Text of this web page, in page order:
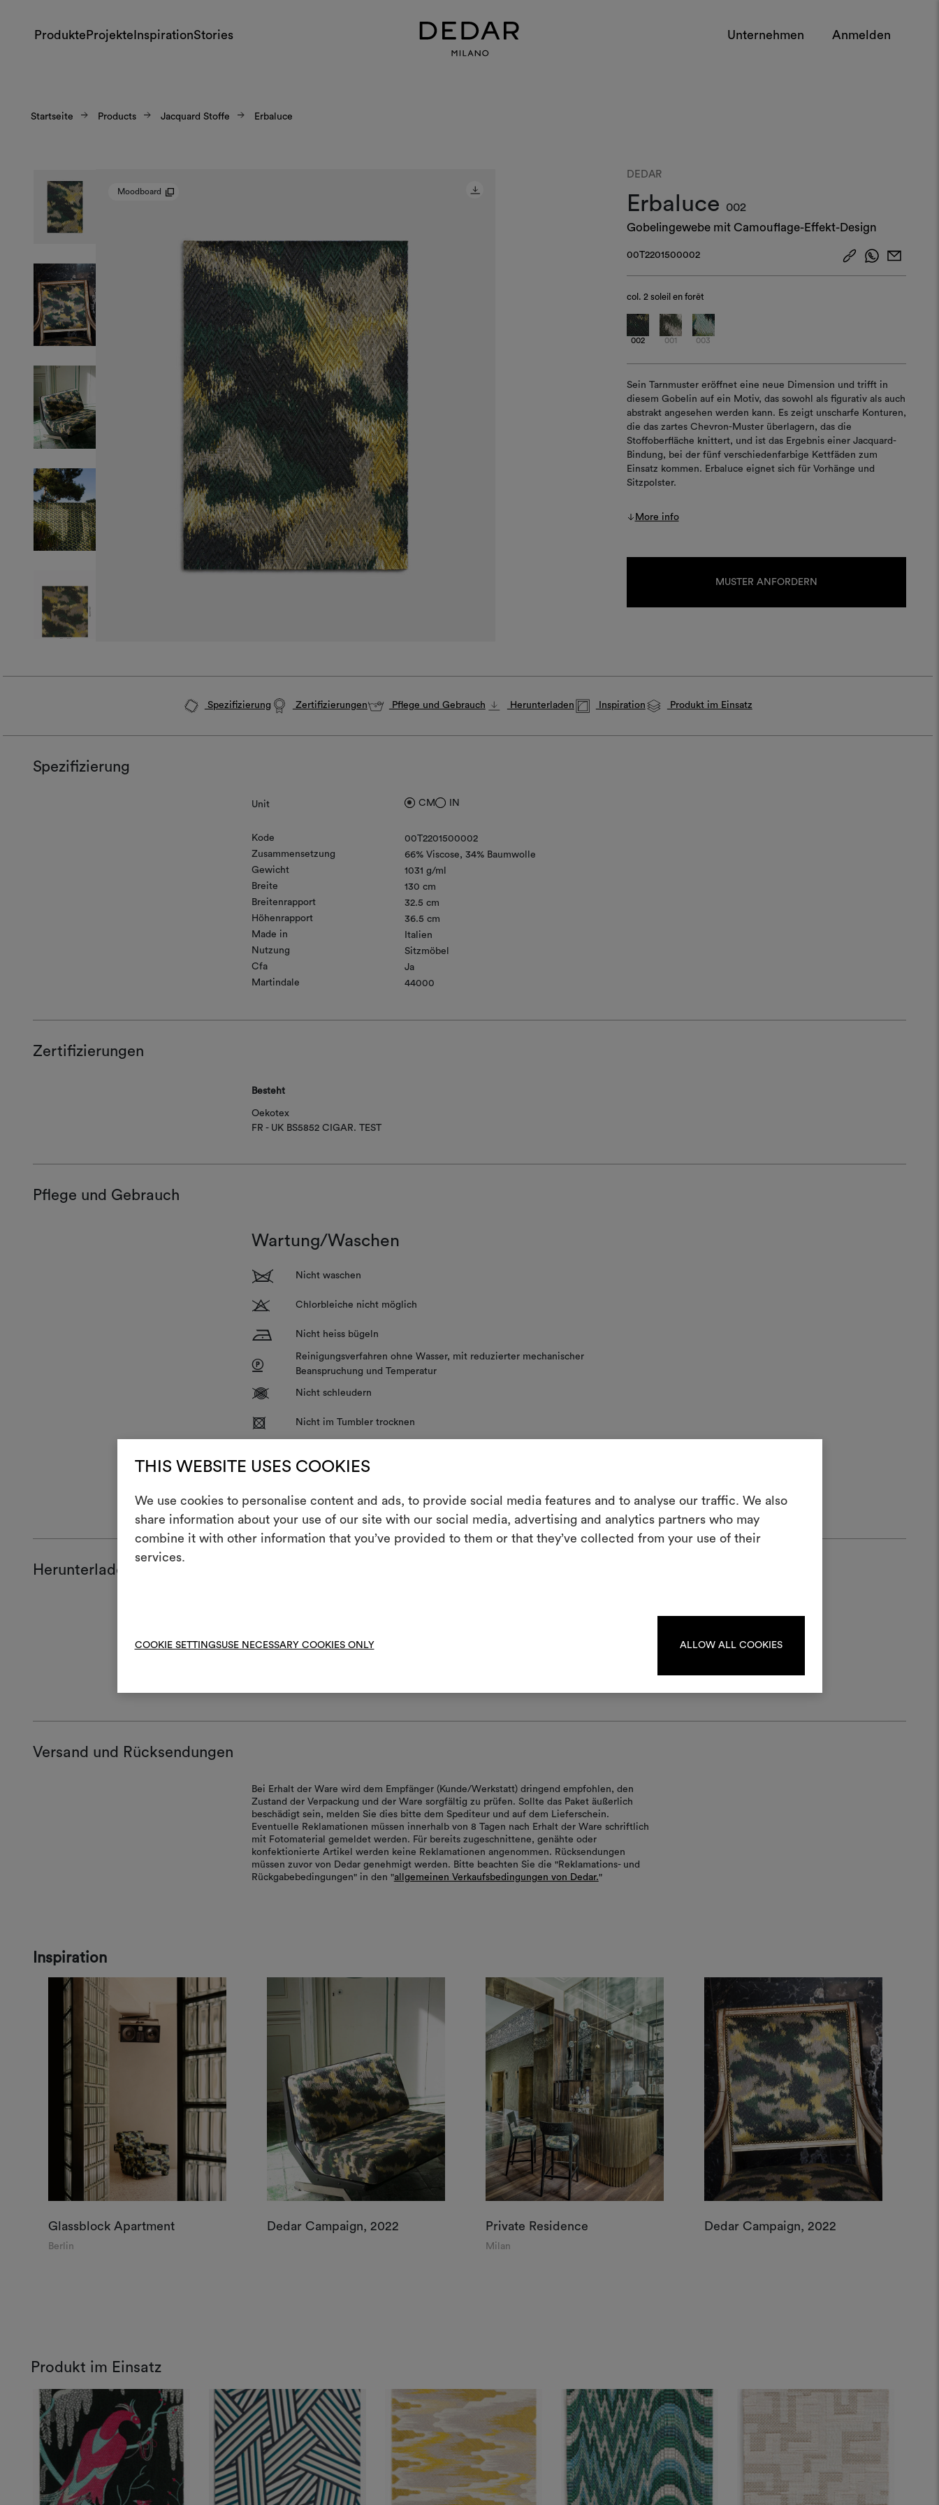
THIS WEBSITE USES COOKIES
We use cookies to personalise content and ads, to provide social media features and to analyse our traffic. We also
share information about your use of our site with our social media, advertising and analytics partners who may
combine it with other information that you’ve provided to them or that they’ve collected from your use of their
services.
COOKIE SETTINGSUSE NECESSARY COOKIES ONLY ALLOW ALL COOKIES
Produkte Projekte InspirationStories Unternehmen Anmelden
Startseite Products Jacquard Stoffe Erbaluce
Moodboard
DEDAR
Erbaluce
002
Gobelingewebe mit Camouflage-Effekt-Design
00T2201500002
col. 2 soleil en forêt
002 001 003
Sein Tarnmuster eröffnet eine neue Dimension und trifft in
diesem Gobelin auf ein Motiv, das sowohl als figurativ als auch
abstrakt angesehen werden kann. Es zeigt unscharfe Konturen,
die das zartes Chevron-Muster überlagern, das die
Stoffoberfläche knittert, und ist das Ergebnis einer Jacquard-
Bindung, bei der fünf verschiedenfarbige Kettfäden zum
Einsatz kommen. Erbaluce eignet sich für Vorhänge und
Sitzpolster.
More info
MUSTER ANFORDERN
Spezifizierung Zertifizierungen Pflege und Gebrauch Herunterladen Inspiration Produkt im Einsatz
Spezifizierung
Unit CM IN
Kode
00T2201500002
Zusammensetzung
66% Viscose
34% Baumwolle
Gewicht
1031 g/ml
Breite
130 cm
Breitenrapport
32.5 cm
Höhenrapport
36.5 cm
Made in
Italien
Nutzung
Sitzmöbel
Cfa
Ja
Martindale
44000
Zertifizierungen
Besteht
Oekotex
FR - UK BS5852 CIGAR. TEST
Pflege und Gebrauch
Wartung/Waschen
1 Nicht waschen
T Chlorbleiche nicht möglich
H Nicht heiss bügeln
P
Reinigungsverfahren ohne Wasser, mit reduzierter mechanischer
Beanspruchung und Temperatur
V Nicht schleudern
R Nicht im Tumbler trocknen
ALLGEMEINE PFLEGEHINWEISE
Herunterladen
Versand und Rücksendungen
Bei Erhalt der Ware wird dem Empfänger (Kunde/Werkstatt) dringend empfohlen, den
Zustand der Verpackung und der Ware sorgfältig zu prüfen. Sollte das Paket äußerlich
beschädigt sein, melden Sie dies bitte dem Spediteur und auf dem Lieferschein.
Eventuelle Reklamationen müssen innerhalb von 8 Tagen nach Erhalt der Ware schriftlich
mit Fotomaterial gemeldet werden. Für bereits zugeschnittene, genähte oder
konfektionierte Artikel werden keine Reklamationen angenommen. Rücksendungen
müssen zuvor von Dedar genehmigt werden. Bitte beachten Sie die "Reklamations- und
Rückgabebedingungen" in den "allgemeinen Verkaufsbedingungen von Dedar."
Inspiration
Glassblock Apartment
Berlin
Dedar Campaign, 2022 Private Residence
Milan
Dedar Campaign, 2022
Produkt im Einsatz
erstellen
Ein interaktives Tool, mit dem Sie Ihre Ideen zum
Leben erwecken und mit anderen teilen können,
Um Moodboards zu erstellen oder
oder registrieren Sie sich.